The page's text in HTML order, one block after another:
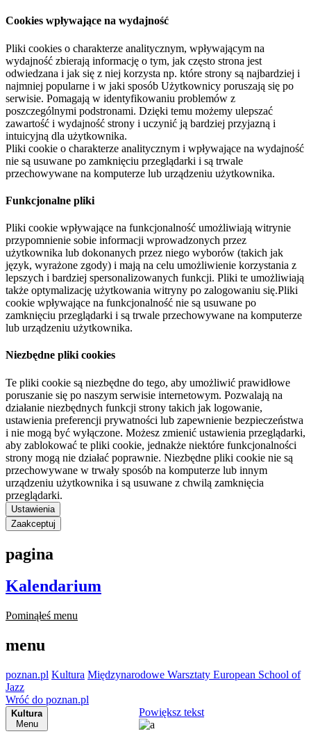
Cookies wpływające na wydajność
Pliki cookies o charakterze analitycznym, wpływającym na
wydajność zbierają informację o tym, jak często strona jest
odwiedzana i jak się z niej korzysta np. które strony są najbardziej i
najmniej popularne i w jaki sposób Użytkownicy poruszają się po
serwisie. Pomagają w identyfikowaniu problemów z
poszczególnymi podstronami. Dzięki temu możemy ulepszać
zawartość i wydajność strony i uczynić ją bardziej przyjazną i
intuicyjną dla użytkownika.
Pliki cookie o charakterze analitycznym i wpływające na wydajność
nie są usuwane po zamknięciu przeglądarki i są trwale
przechowywane na komputerze lub urządzeniu użytkownika.
Funkcjonalne pliki
Pliki cookie wpływające na funkcjonalność umożliwiają witrynie
przypomnienie sobie informacji wprowadzonych przez
użytkownika lub dokonanych przez niego wyborów (takich jak
język, wyrażone zgody) i mają na celu umożliwienie korzystania z
lepszych i bardziej spersonalizowanych funkcji. Pliki te umożliwiają
także optymalizację użytkowania witryny po zalogowaniu się.Pliki
cookie wpływające na funkcjonalność nie są usuwane po
zamknięciu przeglądarki i są trwale przechowywane na komputerze
lub urządzeniu użytkownika.
Niezbędne pliki cookies
Te pliki cookie są niezbędne do tego, aby umożliwić prawidłowe
poruszanie się po naszym serwisie internetowym. Pozwalają na
działanie niezbędnych funkcji strony takich jak logowanie,
ustawienia preferencji prywatności lub zapewnienie bezpieczeństwa
i nie mogą być wyłączone. Możesz zmienić ustawienia przeglądarki,
aby zablokować te pliki cookie, jednakże niektóre funkcjonalności
strony mogą nie działać poprawnie. Niezbędne pliki cookie nie są
przechowywane w trwały sposób na komputerze lub innym
urządzeniu użytkownika i są usuwane z chwilą zamknięcia
przeglądarki.
Ustawienia
Zaakceptuj
pagina
Kalendarium
Pominąłeś menu
menu
poznan.pl Kultura Międzynarodowe Warsztaty European School of
Jazz
Wróć do poznan.pl
Kultura
Menu
Powiększ tekst